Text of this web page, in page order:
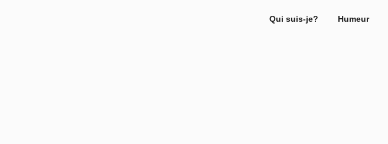
Qui suis-je? Humeur